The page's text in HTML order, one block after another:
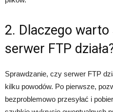
2. Dlaczego
serwer FTP
Sprawdzanie, czy serwer FTP
kilku powodów. Po pierwsze,
bezproblemowo przesyłać i